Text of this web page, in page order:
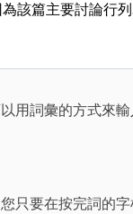
該篇主要討論行
用詞彙的方式來
只要在按完詞的